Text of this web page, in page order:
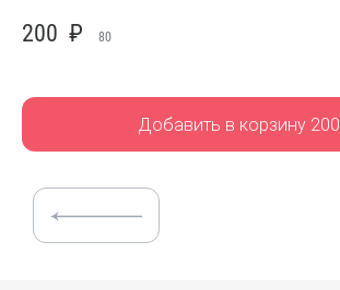
200 ₽ 80
Добавить в корзину 200